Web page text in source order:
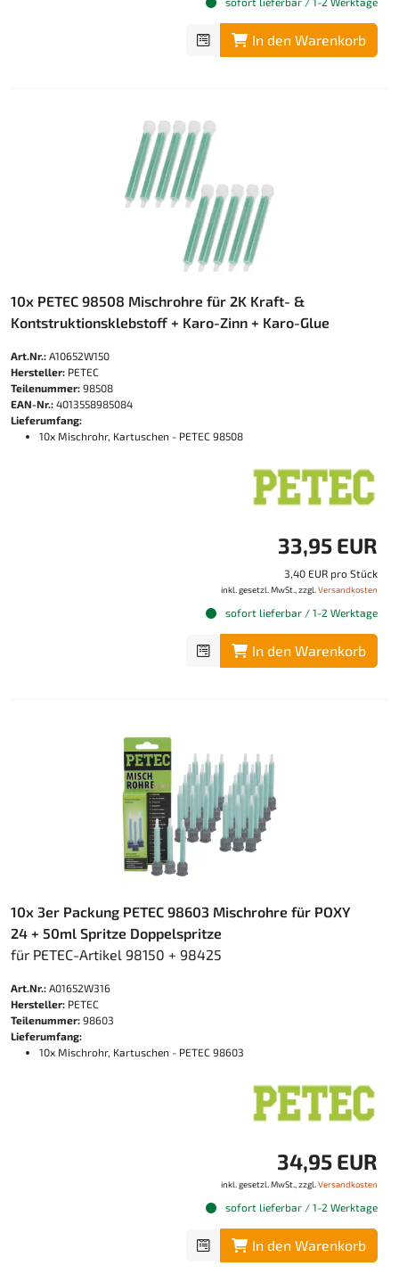
In den Warenkorb
10x PETEC 98508 Mischrohre für 2K Kraft- &
Kontstruktionsklebstoff + Karo-Zinn + Karo-Glue
Art.Nr.: A10652W150
Hersteller: PETEC
Teilenummer: 98508
EAN-Nr.: 4013558985084
Lieferumfang:
10x Mischrohr, Kartuschen - PETEC 98508
33,95 EUR
3,40 EUR pro Stück
inkl. gesetzl. MwSt., zzgl. Versandkosten
sofort lieferbar / 1-2 Werktage
In den Warenkorb
10x 3er Packung PETEC 98603 Mischrohre für POXY
24 + 50ml Spritze Doppelspritze
für PETEC-Artikel 98150 + 98425
Art.Nr.: A01652W316
Hersteller: PETEC
Teilenummer: 98603
Lieferumfang:
10x Mischrohr, Kartuschen - PETEC 98603
34,95 EUR
inkl. gesetzl. MwSt., zzgl. Versandkosten
sofort lieferbar / 1-2 Werktage
In den Warenkorb